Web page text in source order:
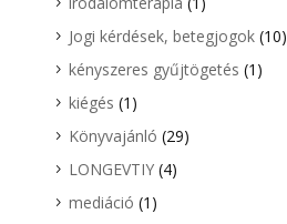
Jogi kérdések, betegjogok(10)
kényszeres gyűjtögetés (1)
kiégés (1)
Könyvajánló (29)
LONGEVTIY(4)
mediáció (1)